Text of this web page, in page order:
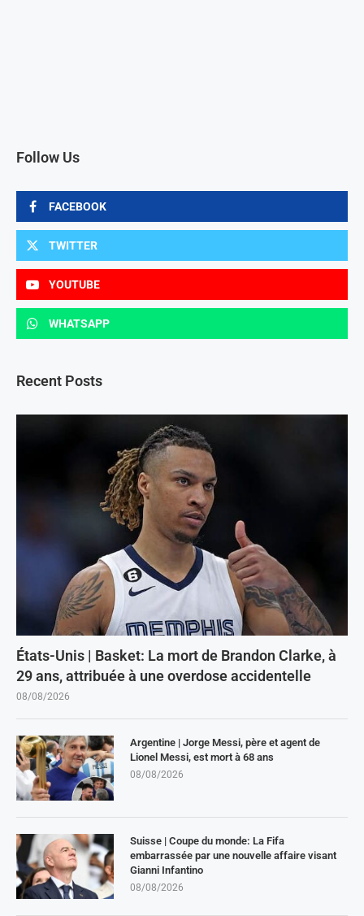
Follow Us
FACEBOOK
TWITTER
YOUTUBE
WHATSAPP
Recent Posts
États-Unis | Basket: La mort de Brandon Clarke, à
29 ans, attribuée à une overdose accidentelle
08/08/2026
Argentine | Jorge Messi, père et agent de
Lionel Messi, est mort à 68 ans
08/08/2026
Suisse | Coupe du monde: La Fifa
embarrassée par une nouvelle affaire visant
Gianni Infantino
08/08/2026